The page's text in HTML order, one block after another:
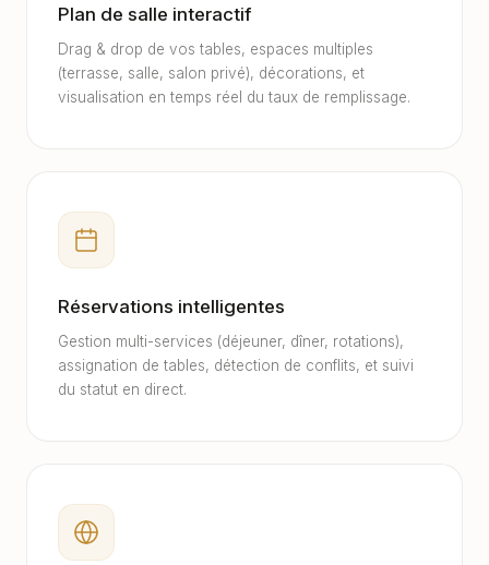
Plan de salle interactif
Drag & drop de vos tables, espaces multiples
(terrasse, salle, salon privé), décorations, et
visualisation en temps réel du taux de remplissage.
Réservations intelligentes
Gestion multi-services (déjeuner, dîner, rotations),
assignation de tables, détection de conflits, et suivi
du statut en direct.